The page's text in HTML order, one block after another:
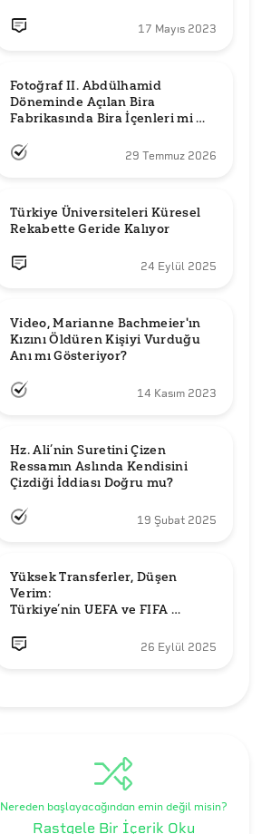
17 Mayıs 2023
Fotoğraf II. Abdülhamid
Döneminde Açılan Bira
Fabrikasında Bira İçenleri mi
29 Temmuz 2026
Türkiye Üniversiteleri Küresel
Rekabette Geride Kalıyor
24 Eylül 2025
Video, Marianne Bachmeier'ın
Kızını Öldüren Kişiyi Vurduğu
14 Kasım 2023
Hz. Ali’nin Suretini Çizen
Ressamın Aslında Kendisini
Çizdiği İddiası Doğru mu?
19 Şubat 2025
Yüksek Transferler, Düşen
Verim:
Türkiye’nin UEFA ve FIFA
26 Eylül 2025
Nereden başlayacağından emin değil misin?
Rastgele Bir İçerik Oku